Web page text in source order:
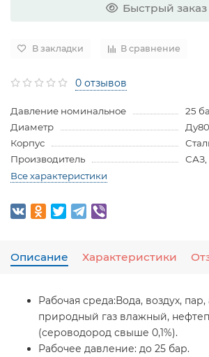
Быстрый заказ
В закладки В сравнение
0 отзывов
Давление номинальное
25
Диаметр
Ду80
Корпус
Производитель
САЗ,
Все характеристики
Описание Характеристики
Рабочая среда:Вода, воздух,
природный газ влажный,
(сероводород свыше 0,1%).
Рабочее давление: до 25 бар.